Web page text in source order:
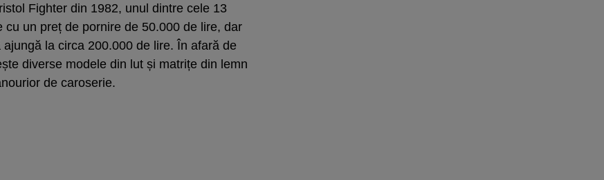
Fighter din 1982, unul dintre cele 13
un preț de pornire de 50.000 de lire, dar
la circa 200.000 de lire. În afară de
diverse modele din lut și matrițe din lemn
de caroserie.